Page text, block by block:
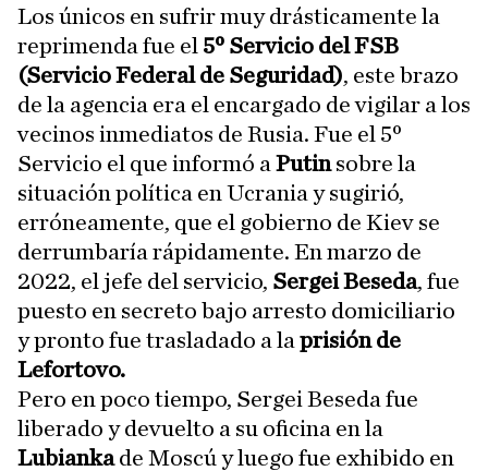
Los únicos en sufrir muy drásticamente la
reprimenda fue el 5º Servicio del FSB
(Servicio Federal de Seguridad), este brazo
de la agencia era el encargado de vigilar a los
vecinos inmediatos de Rusia. Fue el 5º
Servicio el que informó a Putinsobre la
situación política en Ucrania y sugirió,
erróneamente, que el gobierno de Kiev se
derrumbaría rápidamente. En marzo de
2022, el jefe del servicio, Sergei Beseda, fue
puesto en secreto bajo arresto domiciliario
y pronto fue trasladado a la prisión de
Lefortovo.
Pero en poco tiempo, Sergei Beseda fue
liberado y devuelto a su oficina en la
Lubiankade Moscú y luego fue exhibido en